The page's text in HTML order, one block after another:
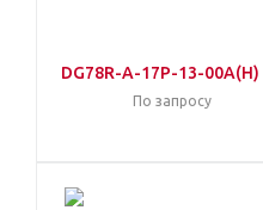
DG78R-A-17P-13-00A(H)
По запросу